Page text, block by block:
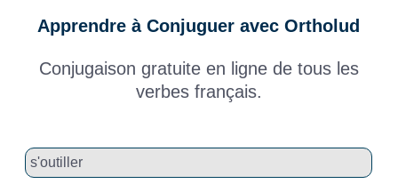
Apprendre à Conjuguer avec Ortholud
Conjugaison gratuite en ligne de tous les
verbes français.